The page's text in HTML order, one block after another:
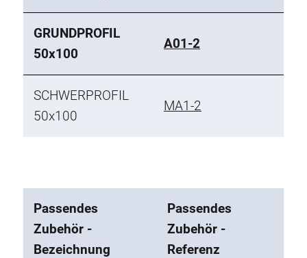
GRUNDPROFIL
50x100
A01-2
SCHWERPROFIL
50x100
MA1-2
Passendes
Zubehör -
Bezeichnung
Passendes
Zubehör -
Referenz